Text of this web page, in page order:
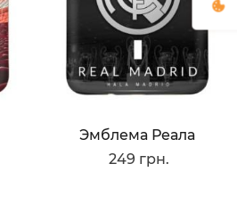
Эмблема Реала
249 грн.